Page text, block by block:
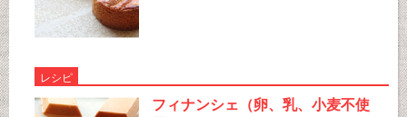
レシピ
フィナンシェ（卵、乳、小麦不使